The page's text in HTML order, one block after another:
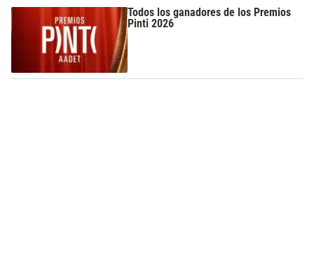
Todos los ganadores de los Premios
Pinti 2026